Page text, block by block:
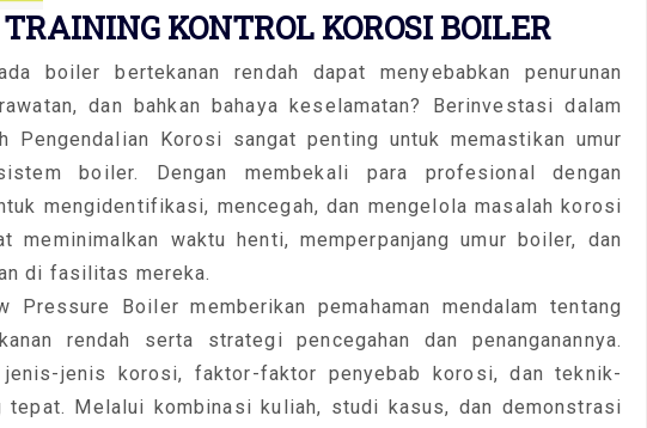
KONTROL KOROSI BOILER
boiler bertekanan rendah dapat menyebabkan penurunan
dan bahkan bahaya keselamatan? Berinvestasi dalam
Pengendalian Korosi sangat penting untuk memastikan umur
boiler. Dengan membekali para profesional dengan
mengidentifikasi, mencegah, dan mengelola masalah korosi
meminimalkan waktu henti, memperpanjang umur boiler, dan
di fasilitas mereka.
Pressure Boiler memberikan pemahaman mendalam tentang
rendah serta strategi pencegahan dan penanganannya.
jenis korosi, faktor-faktor penyebab korosi, dan teknik-
Melalui kombinasi kuliah, studi kasus, dan demonstrasi